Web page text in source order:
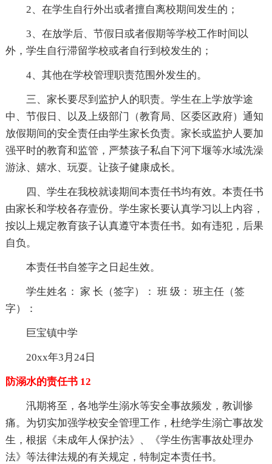
2、在学生自行外出或者擅自离校期间发生的；
3、在放学后、节假日或者假期等学校工作时间以
外，学生自行滞留学校或者自行到校发生的；
4、其他在学校管理职责范围外发生的。
三、家长要尽到监护人的职责。学生在上学放学途
中、节假日、以及上级部门（教育局、区委区政府）通知
放假期间的安全责任由学生家长负责。家长或监护人要加
强平时的教育和监管，严禁孩子私自下河下堰等水域洗澡
游泳、嬉水、玩耍。让孩子健康成长。
四、学生在我校就读期间本责任书均有效。本责任书
由家长和学校各存壹份。学生家长要认真学习以上内容，
按以上规定教育孩子认真遵守本责任书。如有违犯，后果
自负。
本责任书自签字之日起生效。
学生姓名： 家 长（签字）： 班 级： 班主任（签
字）：
巨宝镇中学
20xx年3月24日
防溺水的责任书 12
汛期将至，各地学生溺水等安全事故频发，教训惨
痛。为切实加强学校安全管理工作，杜绝学生溺亡事故发
生，根据《未成年人保护法》、《学生伤害事故处理办
法》等法律法规的有关规定，特制定本责任书。